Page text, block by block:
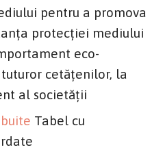
pentru a promova
protecţiei mediului
eco-
cetăţenilor, la
al societăţii
Tabel cu